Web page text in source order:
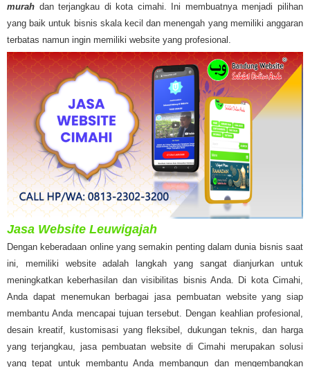
murah dan terjangkau di kota cimahi. Ini membuatnya menjadi pilihan
yang baik untuk bisnis skala kecil dan menengah yang memiliki anggaran
terbatas namun ingin memiliki website yang profesional.
Jasa Website Leuwigajah
Dengan keberadaan online yang semakin penting dalam dunia bisnis saat
ini, memiliki website adalah langkah yang sangat dianjurkan untuk
meningkatkan keberhasilan dan visibilitas bisnis Anda. Di kota Cimahi,
Anda dapat menemukan berbagai jasa pembuatan website yang siap
membantu Anda mencapai tujuan tersebut. Dengan keahlian profesional,
desain kreatif, kustomisasi yang fleksibel, dukungan teknis, dan harga
yang terjangkau, jasa pembuatan website di Cimahi merupakan solusi
yang tepat untuk membantu Anda membangun dan mengembangkan